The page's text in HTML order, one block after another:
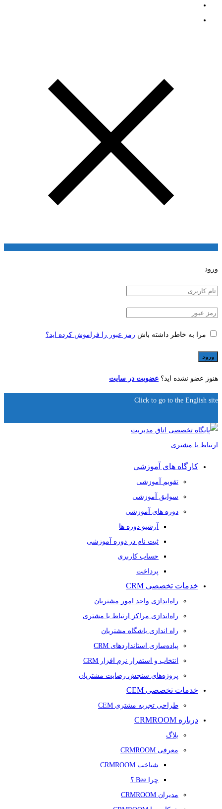
ورود
مرا به خاطر داشته باش رمز عبور را فراموش کرده اید؟
هنوز عضو نشده اید؟ عضویت در سایت
Click to go to the English site
کارگاه های آموزشی
تقویم آموزشی
سوابق آموزشی
دوره های آموزشی
آرشیو دوره ها
ثبت نام در دوره آموزشی
حساب کاربری
پرداخت
خدمات تخصصی CRM
راه‌اندازی واحد امور مشتریان
راه‌اندازی مراکز ارتباط با مشتری
راه اندازی باشگاه مشتریان
پیاده‌سازی استانداردهای CRM
انتخاب و استقرار نرم افزار CRM
پروژه‌های سنجش رضایت مشتریان
خدمات تخصصی CEM
طراحی تجربه مشتری CEM
درباره CRMROOM
بلاگ
معرفی CRMROOM
شناخت CRMROOM
چرا Bee ؟
مدیران CRMROOM